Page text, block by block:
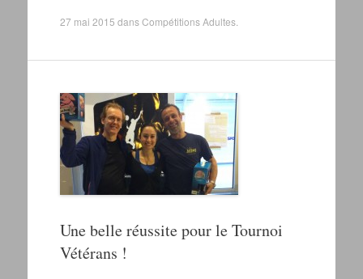
27 mai 2015 dansCompétitions Adultes.
Une belle réussite pour le Tournoi
Vétérans !